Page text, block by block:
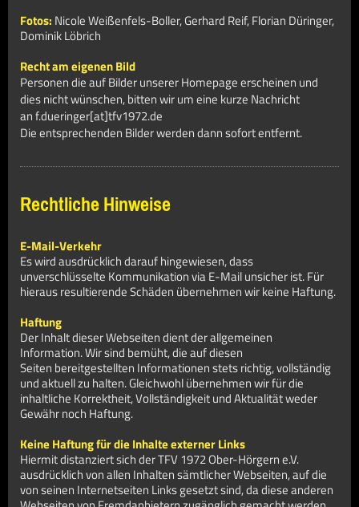
Fotos: Nicole Weißenfels-Boller, Gerhard Reif, Florian Düringer,
Dominik Löbrich
Recht am eigenen Bild
Personen die auf Bilder unserer Homepage erscheinen und
dies nicht wünschen, bitten wir um eine kurze Nachricht
an f.dueringer[at]tfv1972.de
Die entsprechenden Bilder werden dann sofort entfernt.
Rechtliche Hinweise
E-Mail-Verkehr
Es wird ausdrücklich darauf hingewiesen, dass
unverschlüsselte Kommunikation via E-Mail unsicher ist. Für
hieraus resultierende Schäden übernehmen wir keine Haftung.
Haftung
Der Inhalt dieser Webseiten dient der allgemeinen
Information. Wir sind bemüht, die auf diesen
Seiten bereitgestellten Informationen stets richtig, vollständig
und aktuell zu halten. Gleichwohl übernehmen wir für die
inhaltliche Korrektheit, Vollständigkeit und Aktualität weder
Gewähr noch Haftung.
Keine Haftung für die Inhalte externer Links
Hiermit distanziert sich der TFV 1972 Ober-Hörgern e.V.
ausdrücklich von allen Inhalten sämtlicher Webseiten, auf die
von seinen Internetseiten Links gesetzt sind, da diese anderen